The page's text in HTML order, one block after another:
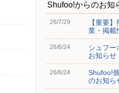
Shufoo!からのお知
26/7/29
【重要
業・掲載
26/6/24
シュフー
お知らせ
26/6/24
Shufoo!
のお知ら